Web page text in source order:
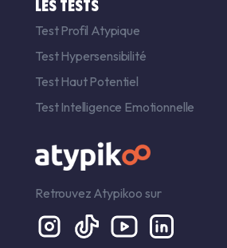
LES TESTS
Test Profil Atypique
Test Hypersensibilité
Test Haut Potentiel
Test Intelligence Emotionnelle
Retrouvez Atypikoo sur